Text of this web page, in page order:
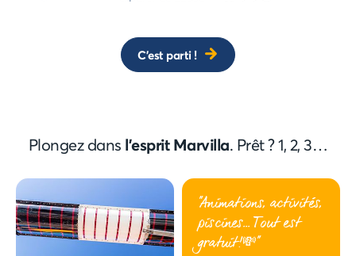
C'est parti !
Plongez dans l'esprit Marvilla. Prêt ? 1, 2, 3…
"Animations, activités,
piscines... Tout est
gratuit!💸"